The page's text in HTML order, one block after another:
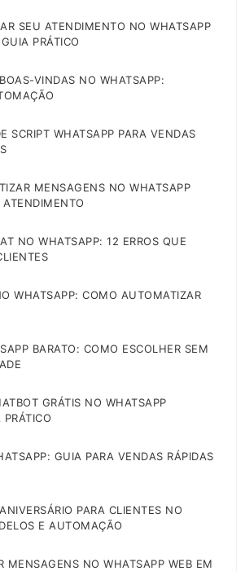
SEU ATENDIMENTO NO WHATSAPP
PRÁTICO
VINDAS NO WHATSAPP:
SCRIPT WHATSAPP PARA VENDAS
MENSAGENS NO WHATSAPP
NO WHATSAPP: 12 ERROS QUE
WHATSAPP: COMO AUTOMATIZAR
BARATO: COMO ESCOLHER SEM
GRÁTIS NO WHATSAPP
GUIA PARA VENDAS RÁPIDAS
PARA CLIENTES NO
E AUTOMAÇÃO
MENSAGENS NO WHATSAPP WEB EM